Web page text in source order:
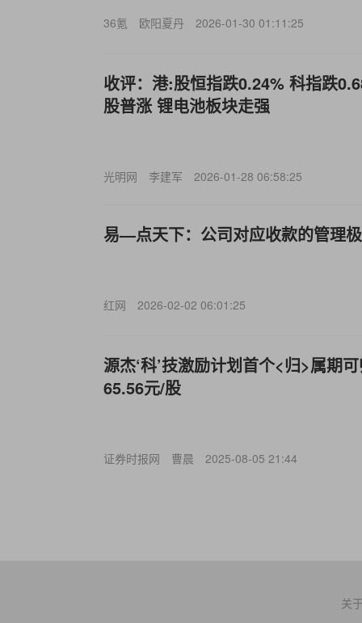
36氪 欧阳夏丹 2026-01-30 01:11:25
收评：港:股恒指跌0.24% 科指跌
股普涨 锂电池板块走强
光明网 李建军 2026-01-28 06:58:25
易—点天下：公司对应收款的管理
红网 2026-02-02 06:01:25
源杰‘科’技激励计划首个<归>属期
65.56元/股
证券时报网 曹晨 2025-08-05 21:44
关